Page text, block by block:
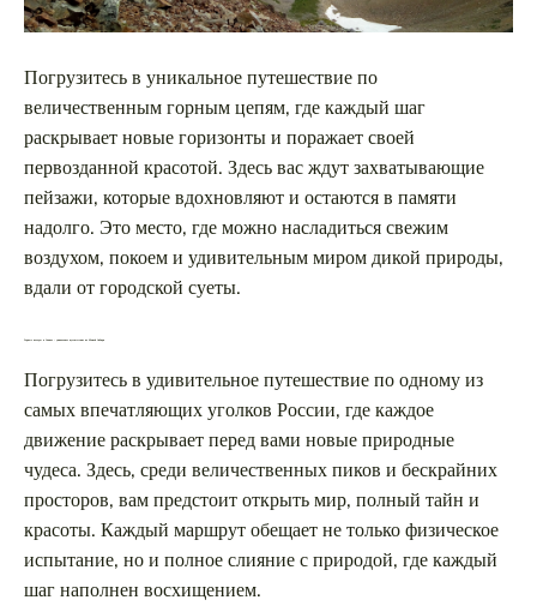
Погрузитесь в уникальное путешествие по
величественным горным цепям, где каждый шаг
раскрывает новые горизонты и поражает своей
первозданной красотой. Здесь вас ждут захватывающие
пейзажи, которые вдохновляют и остаются в памяти
надолго. Это место, где можно насладиться свежим
воздухом, покоем и удивительным миром дикой природы,
вдали от городской суеты.
Горные походы в Саянах – уникальное путешествие по Южной Сибири
Погрузитесь в удивительное путешествие по одному из
самых впечатляющих уголков России, где каждое
движение раскрывает перед вами новые природные
чудеса. Здесь, среди величественных пиков и бескрайних
просторов, вам предстоит открыть мир, полный тайн и
красоты. Каждый маршрут обещает не только физическое
испытание, но и полное слияние с природой, где каждый
шаг наполнен восхищением.